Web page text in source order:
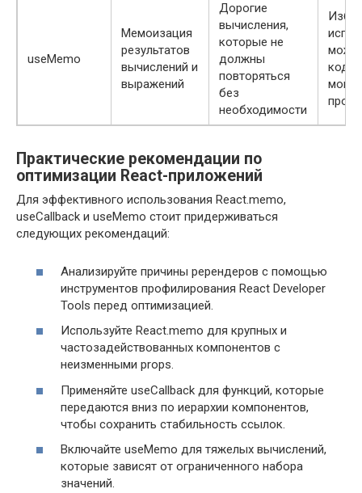
useMemo
Мемоизация
результатов
вычислений и
выражений
Дорогие
вычисления,
которые не
должны
повторяться
без
необходимости
код,
Практические рекомендации по
оптимизации React-приложений
Для эффективного использования React.memo,
useCallback и useMemo стоит придерживаться
следующих рекомендаций:
Анализируйте причины ререндеров с помощью
инструментов профилирования React Developer
Tools перед оптимизацией.
Используйте React.memo для крупных и
частозадействованных компонентов с
неизменными props.
Применяйте useCallback для функций, которые
передаются вниз по иерархии компонентов,
чтобы сохранить стабильность ссылок.
Включайте useMemo для тяжелых вычислений,
которые зависят от ограниченного набора
значений.